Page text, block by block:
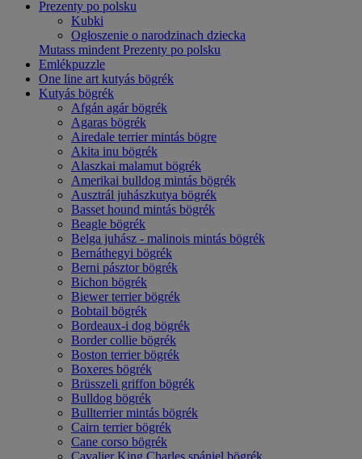
Prezenty po polsku
Kubki
Ogłoszenie o narodzinach dziecka
Mutass mindent Prezenty po polsku
Emlékpuzzle
One line art kutyás bögrék
Kutyás bögrék
Afgán agár bögrék
Agaras bögrék
Airedale terrier mintás bögre
Akita inu bögrék
Alaszkai malamut bögrék
Amerikai bulldog mintás bögrék
Ausztrál juhászkutya bögrék
Basset hound mintás bögrék
Beagle bögrék
Belga juhász - malinois mintás bögrék
Bernáthegyi bögrék
Berni pásztor bögrék
Bichon bögrék
Biewer terrier bögrék
Bobtail bögrék
Bordeaux-i dog bögrék
Border collie bögrék
Boston terrier bögrék
Boxeres bögrék
Brüsszeli griffon bögrék
Bulldog bögrék
Bullterrier mintás bögrék
Cairn terrier bögrék
Cane corso bögrék
Cavalier King Charles spániel bögrék